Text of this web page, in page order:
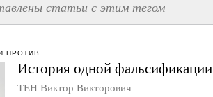
статьи с этим тегом
ПРОТИВ
История одной фальсификации
ТЕН Виктор Викторович